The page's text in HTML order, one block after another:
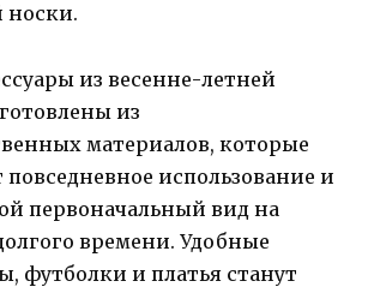
носки.
из весенне-летней
из
материалов, которые
использование и
первоначальный вид на
времени. Удобные
футболки и платья станут